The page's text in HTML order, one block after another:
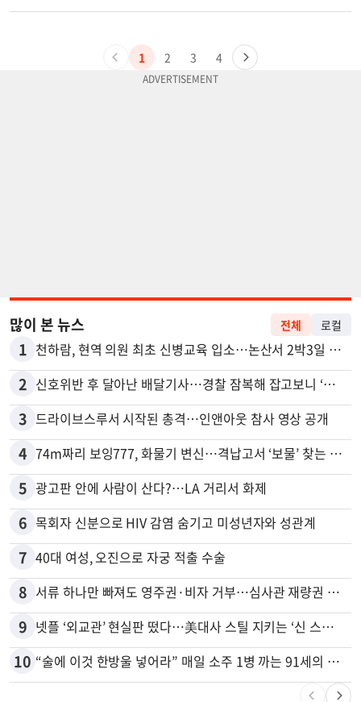
1 2 3 4
많이 본 뉴스 전체 로컬
1 천하람, 현역 의원 최초 신병교육 입소…논산서 2박3일 생활
2 신호위반 후 달아난 배달기사…경찰 잠복해 잡고보니 ‘반전’
3 드라이브스루서 시작된 총격…인앤아웃 참사 영상 공개
4 74m짜리 보잉777, 화물기 변신…격납고서 ‘보물’ 찾는 인천공항
5 광고판 안에 사람이 산다?…LA 거리서 화제
6 목회자 신분으로 HIV 감염 숨기고 미성년자와 성관계
7 40대 여성, 오진으로 자궁 적출 수술
8 서류 하나만 빠져도 영주권·비자 거부…심사관 재량권 대폭 확대
9 넷플 ‘외교관’ 현실판 떴다…美대사 스틸 지키는 ‘신 스틸러’
10 “술에 이것 한방울 넣어라” 매일 소주 1병 까는 91세의 철칙